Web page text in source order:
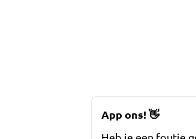
App ons!👋